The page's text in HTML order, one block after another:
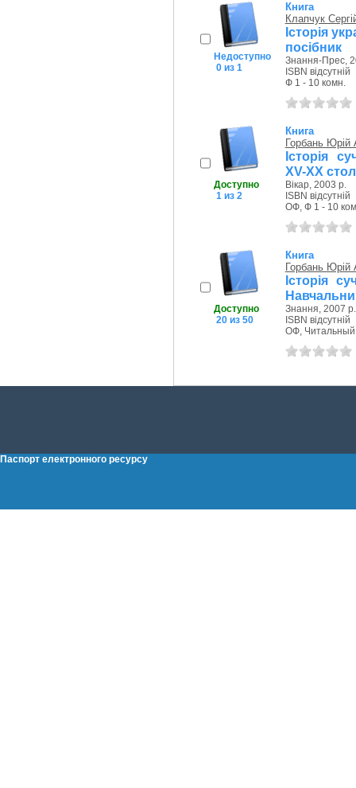
Недоступно
0 из 1
Книга
Клапчук
Історія
посібник
Знання-Прес,
ISBN відсутній
Ф 1 - 10 комн.
Доступно
1 из 2
Книга
Горбань Юрій
Історія
ХV-ХХ
Вікар, 2003 р.
ISBN відсутній
ОФ, Ф 1 - 10
Доступно
20 из 50
Книга
Горбань Юрій
Історія
Знання, 2007 р.
ISBN відсутній
ОФ, Читальный
Паспорт електронного ресурсу